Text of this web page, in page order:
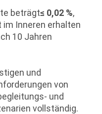
beträgt≤ 0,02 %,
im Inneren erhalten
10 Jahren
und
von
und
vollständig.